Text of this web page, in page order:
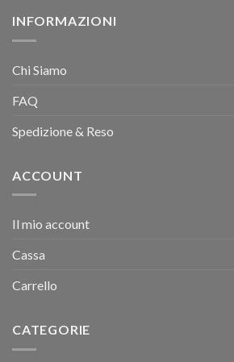
INFORMAZIONI
Chi Siamo
FAQ
Spedizione & Reso
ACCOUNT
Il mio account
Cassa
Carrello
CATEGORIE